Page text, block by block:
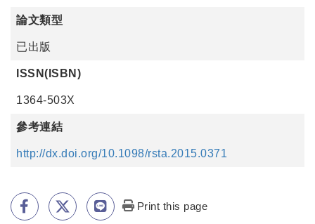
論文類型
已出版
ISSN(ISBN)
1364-503X
參考連結
http://dx.doi.org/10.1098/rsta.2015.0371
Print this page